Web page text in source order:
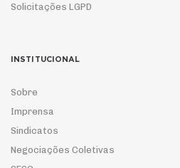
Solicitações LGPD
INSTITUCIONAL
Sobre
Imprensa
Sindicatos
Negociações Coletivas